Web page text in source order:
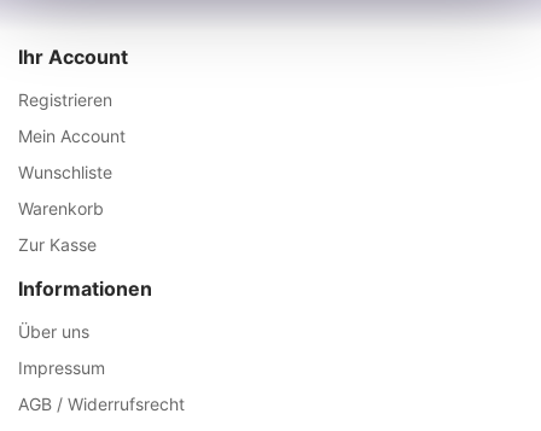
Ihr Account
Registrieren
Mein Account
Wunschliste
Warenkorb
Zur Kasse
Informationen
Über uns
Impressum
AGB / Widerrufsrecht